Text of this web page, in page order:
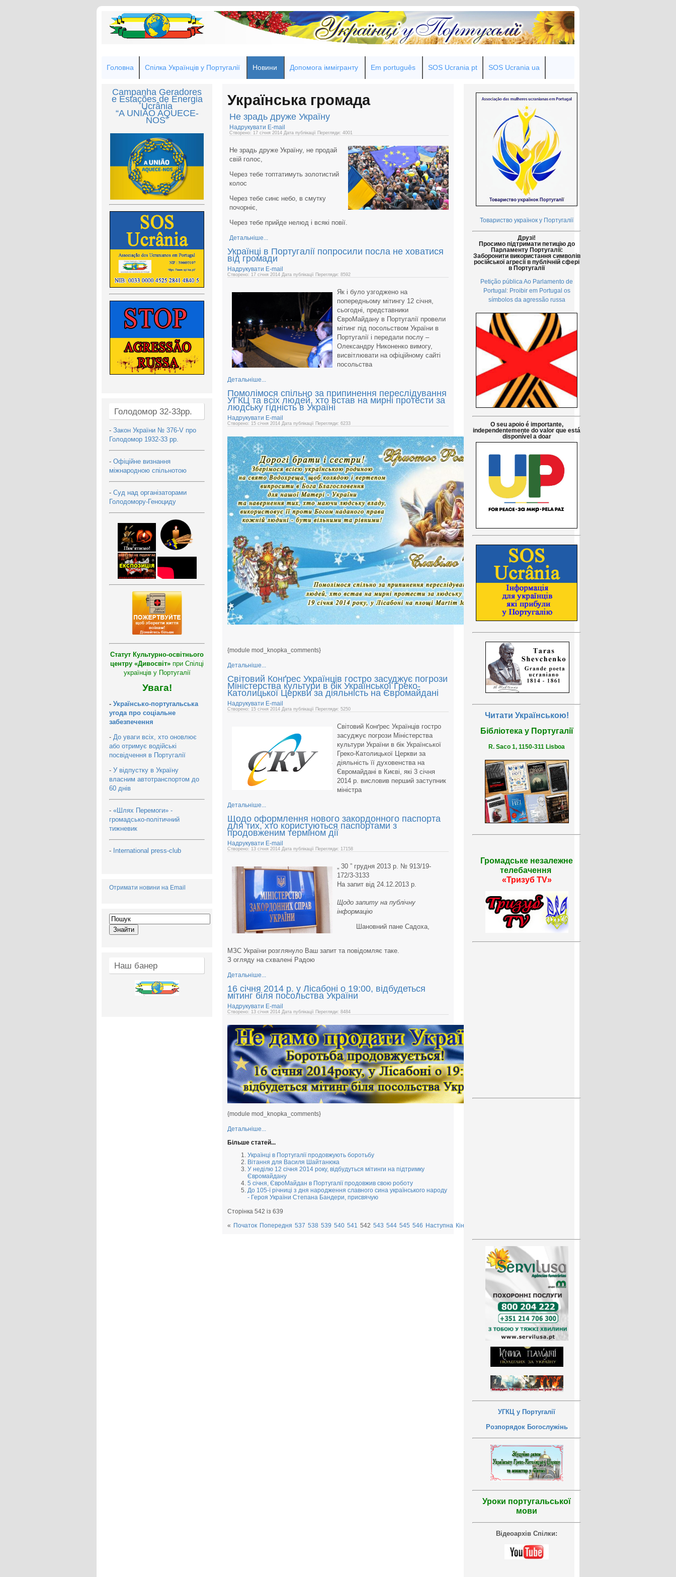
Головна Спілка Українців у Португалії Новини Допомога іммігранту Em português SOS Ucrania pt SOS Ucrania ua
Campanha Geradores
e Estações de Energia
Ucrânia
“A UNIÃO AQUECE-
NOS”
Голодомор 32-33рр.
- Закон України № 376-V про
Голодомор 1932-33 рр.
- Офіційне визнання
міжнародною спільнотою
- Суд над організаторами
Голодомору-Геноциду
Статут Культурно-освітнього
центру «Дивосвіт» при Спілці
українців у Португалії
Увага!
- Українсько-португальська
угода про соціальне
забезпечення
- До уваги всіх, хто оновлює
або отримує водійські
посвідчення в Португалії
- У відпустку в Україну
власним автотранспортом до
60 днів
- «Шлях Перемоги» -
громадсько-політичний
тижневик
- International press-club
Отримати новини на Email
Наш банер
Українська громада
Не зрадь друже Україну
Надрукувати E-mail
Створено: 17 січня 2014 Дата публікації Перегляди: 4001
Не зрадь друже Україну, не продай
свій голос,
Через тебе топтатимуть золотистий
колос
Через тебе синє небо, в смутку
почорніє,
Через тебе прийде нелюд і всякі повії.
Детальніше...
Українці в Португалії попросили посла не ховатися
від громади
Надрукувати E-mail
Створено: 17 січня 2014 Дата публікації Перегляди: 8592
Як і було узгоджено на
попередньому мітингу 12 січня,
сьогодні, представники
ЄвроМайдану в Португалії провели
мітинг під посольством України в
Португалії і передали послу –
Олександру Никоненко вимогу,
висвітлювати на офіційному сайті
посольства
Детальніше...
Помолімося спільно за припинення переслідування
УГКЦ та всіх людей, хто встав на мирні протести за
людську гідність в Україні
Надрукувати E-mail
Створено: 15 січня 2014 Дата публікації Перегляди: 6233
{module mod_knopka_comments}
Детальніше...
Світовий Конґрес Українців гостро засуджує погрози
Міністерства культури в бік Української Греко-
Католицької Церкви за діяльність на Євромайдані
Надрукувати E-mail
Створено: 15 січня 2014 Дата публікації Перегляди: 5250
Світовий Конґрес Українців гостро
засуджує погрози Міністерства
культури України в бік Української
Греко-Католицької Церкви за
діяльність її духовенства на
Євромайдані в Києві, які 3 січня
2014 р. висловив перший заступник
міністра
Детальніше...
Щодо оформлення нового закордонного паспорта
для тих, хто користуються паспортами з
продовженим терміном дії
Надрукувати E-mail
Створено: 13 січня 2014 Дата публікації Перегляди: 17158
„ 30 ” грудня 2013 р. № 913/19-
172/3-3133
На запит від 24.12.2013 р.
Щодо запиту на публічну
інформацію
Шановний пане Садоха,
МЗС України розглянуло Ваш запит та повідомляє таке.
З огляду на схвалені Радою
Детальніше...
16 січня 2014 р. у Лісабоні о 19:00, відбудеться
мітинг біля посольства України
Надрукувати E-mail
Створено: 13 січня 2014 Дата публікації Перегляди: 8484
{module mod_knopka_comments}
Детальніше...
Більше статей...
Українці в Португалії продовжують боротьбу
Вітання для Василя Шайтанюка
У неділю 12 січня 2014 року, відбудуться мітинги на підтримку
Євромайдану
5 січня, ЄвроМайдан в Португалії продовжив свою роботу
До 105-ї річниці з дня народження славного сина українського народу
- Героя України Степана Бандери, присвячую
Сторінка 542 із 639
« Початок Попередня 537 538 539 540 541 542 543 544 545 546 Наступна Кінець
Товариство українок у Португалії
Друзі!
Просимо підтримати петицію до
Парламенту Португалії:
Заборонити використання символів
російської агресії в публічній сфері
в Португалії
Petição pública Ao Parlamento de
Portugal: Proibir em Portugal os
símbolos da agressão russa
O seu apoio é importante,
independentemente do valor que está
disponível a doar
Читати Українською!
Бібліотека у Португалії
R. Saco 1, 1150-311 Lisboa
Громадське незалежне
телебачення
«Тризуб TV»
УГКЦ у Португалії
Розпорядок Богослужінь
Уроки португальської
мови
Відеоархів Спілки: